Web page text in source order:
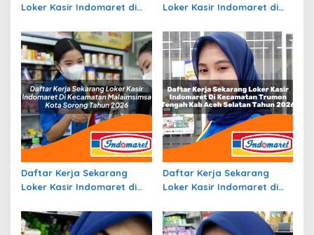
Loker Kasir Indomaret di
Ogan Komering Ilir Tahun
2026
Loker Kasir Indomaret di
Selatan, Kab Timor Tengah
Selatan Tahun 2026
Daftar Kerja Sekarang
Loker Kasir Indomaret di
Kota Sorong Tahun 2026
Daftar Kerja Sekarang
Loker Kasir Indomaret di
Tengah, Kab. Aceh Selatan
Tahun 2026